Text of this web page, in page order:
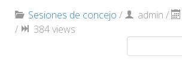
Sesiones de concejo / admin /
/
384 views